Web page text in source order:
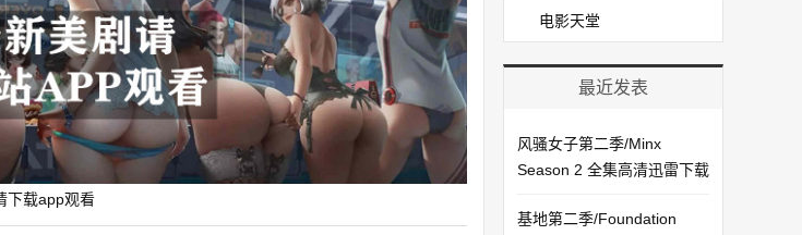
下载app观看
电影天堂
最近发表
风骚女子第二季/Minx
Season 2 全集高清迅雷下载
基地第二季/Foundation